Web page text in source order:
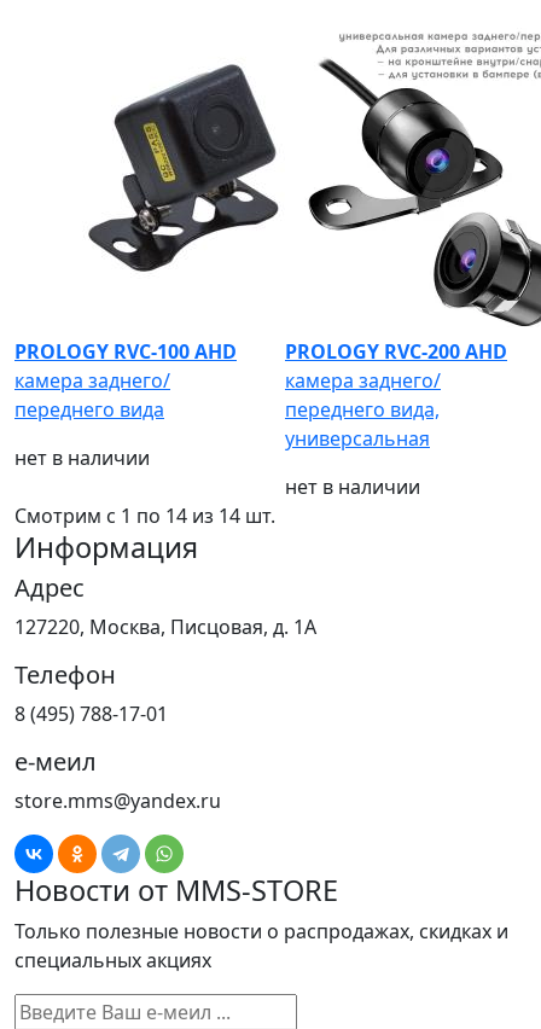
PROLOGY RVC-100 AHD
камера заднего/
переднего вида
нет в наличии
PROLOGY RVC-200 AHD
камера заднего/
переднего вида,
универсальная
нет в наличии
Смотрим c 1 по 14 из 14 шт.
Информация
Адрес
127220, Москва, Писцовая, д. 1А
Телефон
8 (495) 788-17-01
е-меил
store.mms@yandex.ru
Новости от MMS-STORE
Только полезные новости о распродажах, скидках и
специальных акциях